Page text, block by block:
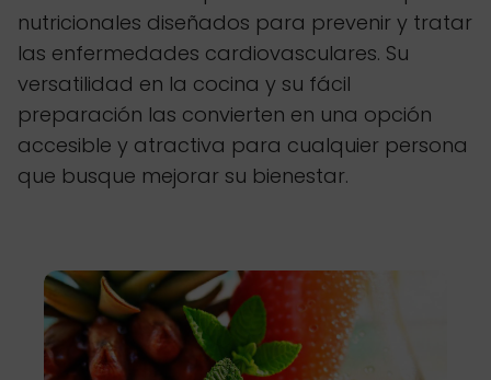
nutricionales diseñados para prevenir y tratar
las enfermedades cardiovasculares. Su
versatilidad en la cocina y su fácil
preparación las convierten en una opción
accesible y atractiva para cualquier persona
que busque mejorar su bienestar.